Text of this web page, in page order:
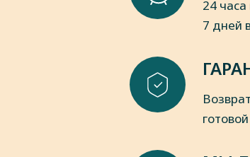
по организации пропускного и
Российской Федерации и
№ 848 (ред. от 27.01.2022) [Электронный
document/cons_doc_LAW_378349/
к обустройству, оборудованию и месту
к ним территории,
осуществляющих таможенные
24 часа
7 дней